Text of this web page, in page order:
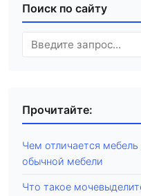
Поиск по сайту
Прочитайте:
Чем отличается
обычной мебели
Что такое